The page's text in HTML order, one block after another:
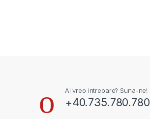
Ai vreo intrebare? Suna-ne!
+40.735.780.780